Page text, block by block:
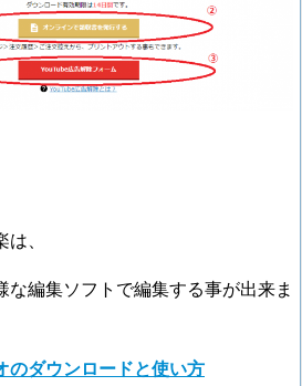
、
な編集ソフトで編集する事が出来ま
のダウンロードと使い方